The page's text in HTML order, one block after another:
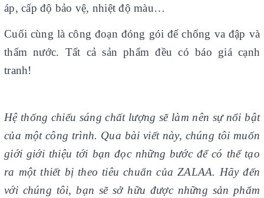
áp, cấp độ bảo vệ, nhiệt độ màu…
Cuối cùng là công đoạn đóng gói để chống va đập và
thấm nước. Tất cả sản phẩm đều có báo giá cạnh
tranh!
Hệ thống chiếu sáng chất lượng sẽ làm nên sự nổi bật
của một công trình. Qua bài viết này, chúng tôi muốn
giới giới thiệu tới bạn đọc những bước để có thể tạo
ra một thiết bị theo tiêu chuẩn của ZALAA. Hãy đến
với chúng tôi, bạn sẽ sở hữu được những sản phẩm